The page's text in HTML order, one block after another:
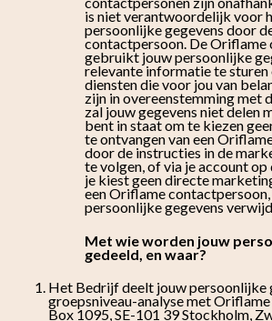
is niet verantwoordelijk voor
persoonlijke gegevens door
contactpersoon. De Oriflame
gebruikt jouw persoonlijke
relevante informatie te
diensten die voor jou van
zijn in overeenstemming met
zal jouw gegevens niet delen
bent in staat om te kiezen
te ontvangen van een
door de instructies in de
te volgen, of via je account
je kiest geen directe
een Oriflame
persoonlijke gegevens
Met wie worden jouw
gedeeld, en waar?
Het Bedrijf deelt jouw persoonlijke
groepsniveau-analyse met
Box 1095, SE-101 39 Stockholm,